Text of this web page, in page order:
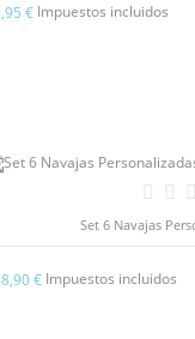
€ Impuestos incluidos
Set 6 Navajas
€ Impuestos incluidos